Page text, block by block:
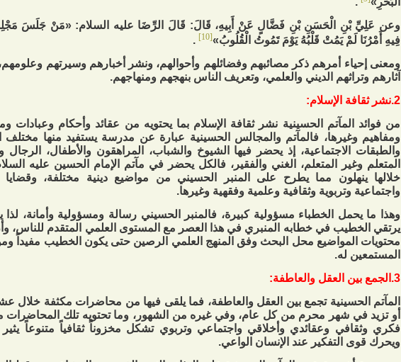
وعن عَلِيِّ بْنِ الْحَسَنِ بْنِ فَضَّالٍ عَنْ أَبِيهِ، قَالَ: قَالَ الرِّضَا عليه السلام: «مَنْ‏ جَلَسَ‏
فِيهِ أَمْرُنَا لَمْ يَمُتْ قَلْبُهُ يَوْمَ تَمُوتُ الْقُلُوبُ‏»[10]
.
ومعنى إحياء أمرهم ذكر مصائبهم وفضائلهم وأحوالهم، ونشر أخبارهم وسيرتهم
آثارهم وتراثهم الديني والعلمي، وتعريف الناس بنهجهم ومنهاجهم.
2.نشر ثقافة الإسلام:
من فوائد المآتم الحسينية نشر ثقافة الإسلام بما يحتويه من عقائد وأحكام وعبادات
ومفاهيم وغيرها، فالمآتم والمجالس الحسينية عبارة عن مدرسة يستفيد منها مختلف
والطبقات الاجتماعية، إذ يحضر فيها الشيوخ والشباب، المراهقون والأطفال، الرجال
المتعلم وغير المتعلم، الغني والفقير، فالكل يحضر في مآتم الإمام الحسين عليه
خلالها ينهلون مما يطرح على المنبر الحسيني من مواضيع دينية مختلفة، وقضايا
واجتماعية وتربوية وثقافية وعلمية وفقهية وغيرها.
وهذا ما يحمل الخطباء مسؤولية كبيرة، فالمنبر الحسيني رسالة ومسؤولية وأمانة،
يرتقي الخطيب في خطابه المنبري في هذا العصر مع المستوى العلمي المتقدم للناس،
محتويات المواضيع محل البحث وفق المنهج العلمي الرصين حتى يكون الخطيب مفيداً
المستمعين له.
3.الجمع بين العقل والعاطفة:
المآتم الحسينية تجمع بين العقل والعاطفة، فما يلقى فيها من محاضرات مكثفة خلال
أو تزيد في شهر محرم من كل عام، وفي غيره من الشهور، وما تحتويه تلك المحاضرات
فكري وثقافي وعقائدي وأخلاقي واجتماعي وتربوي تشكل مخزوناً ثقافياً متنوعاً يثير
ويحرك قوى التفكير عند الإنسان الواعي.